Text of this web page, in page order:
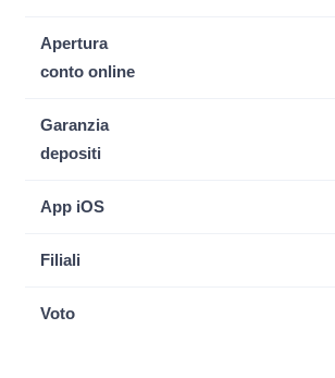
Apertura
conto online
Garanzia
depositi
App iOS
Filiali
Voto